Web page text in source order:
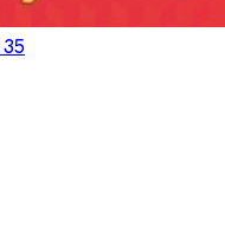
35